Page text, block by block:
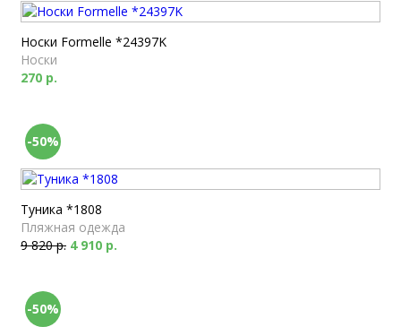
Носки Formelle *24397K
Носки
270 р.
-50%
Туника *1808
Пляжная одежда
9 820 р. 4 910 р.
-50%